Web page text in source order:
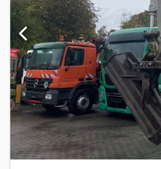
üvegezés * KIWA
lift * Mátrix kijelző – elöl /
Vonóhorog * stb. * Korábbi
is használatban van, ezért a
Minden adat tájékoztató
értékesítés jogát fenntartjuk